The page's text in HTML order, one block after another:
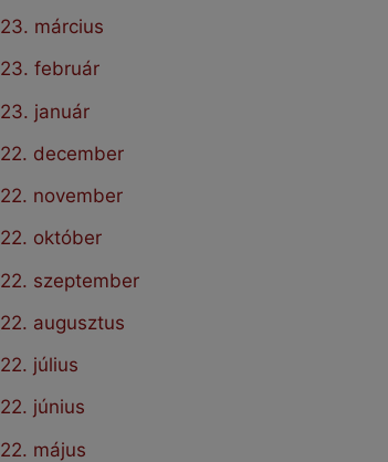
március
február
január
december
november
október
szeptember
augusztus
július
június
május